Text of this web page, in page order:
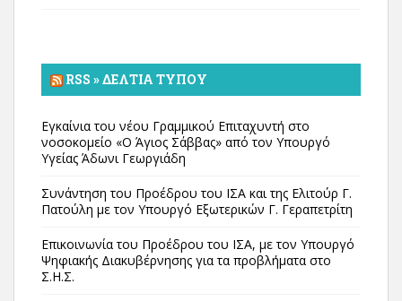
RSS » ΔΕΛΤΊΑ ΤΎΠΟΥ
Εγκαίνια του νέου Γραμμικού Επιταχυντή στο
νοσοκομείο «Ο Άγιος Σάββας» από τον Υπουργό
Υγείας Άδωνι Γεωργιάδη
Συνάντηση του Προέδρου του ΙΣΑ και της Ελιτούρ Γ.
Πατούλη με τον Υπουργό Εξωτερικών Γ. Γεραπετρίτη
Επικοινωνία του Προέδρου του ΙΣΑ, με τον Υπουργό
Ψηφιακής Διακυβέρνησης για τα προβλήματα στο
Σ.Η.Σ.